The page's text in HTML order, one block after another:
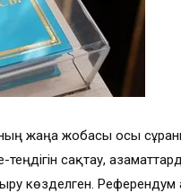
жаңа жобасы осы
сақтау,
көзделген.